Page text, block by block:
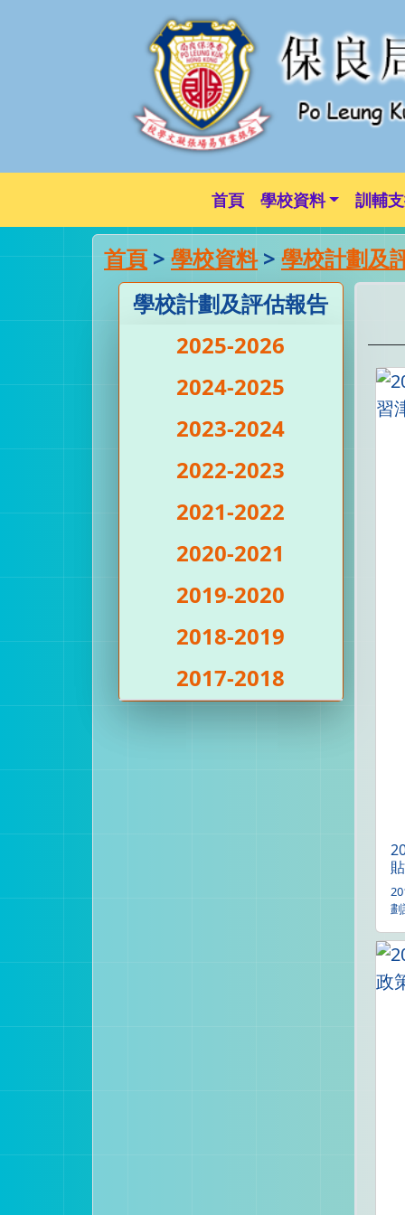
首頁 學校資料 訓輔
首頁 > 學校資料> 學校計劃及
學校計劃及評估報告
2025-2026
2024-2025
2023-2024
2022-2023
2021-2022
2020-2021
2019-2020
2018-2019
2017-2018
劃